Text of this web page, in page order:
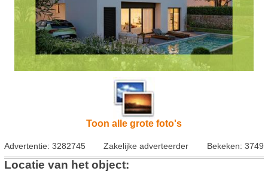
Toon alle grote foto's
Advertentie: 3282745 Zakelijke adverteerder Bekeken: 3749
Locatie van het object: